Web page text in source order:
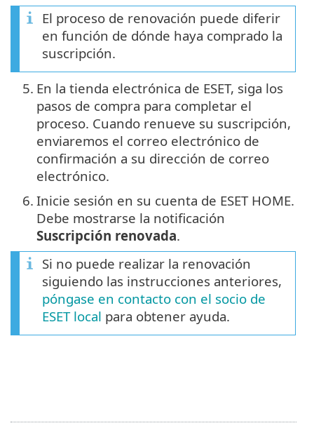
El proceso de renovación puede diferir
en función de dónde haya comprado la
suscripción.
5. En la tienda electrónica de ESET, siga los
pasos de compra para completar el
proceso. Cuando renueve su suscripción,
enviaremos el correo electrónico de
confirmación a su dirección de correo
electrónico.
6. Inicie sesión en su cuenta de ESET HOME.
Debe mostrarse la notificación
Suscripción renovada.
Si no puede realizar la renovación
siguiendo las instrucciones anteriores,
póngase en contacto con el socio de
ESET local para obtener ayuda.